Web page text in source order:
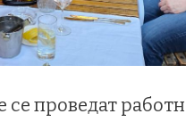
се проведат